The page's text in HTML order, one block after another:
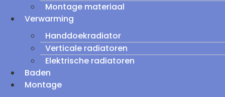
Montage materiaal
Verwarming
Handdoekradiator
Verticale radiatoren
Elektrische radiatoren
Baden
Montage